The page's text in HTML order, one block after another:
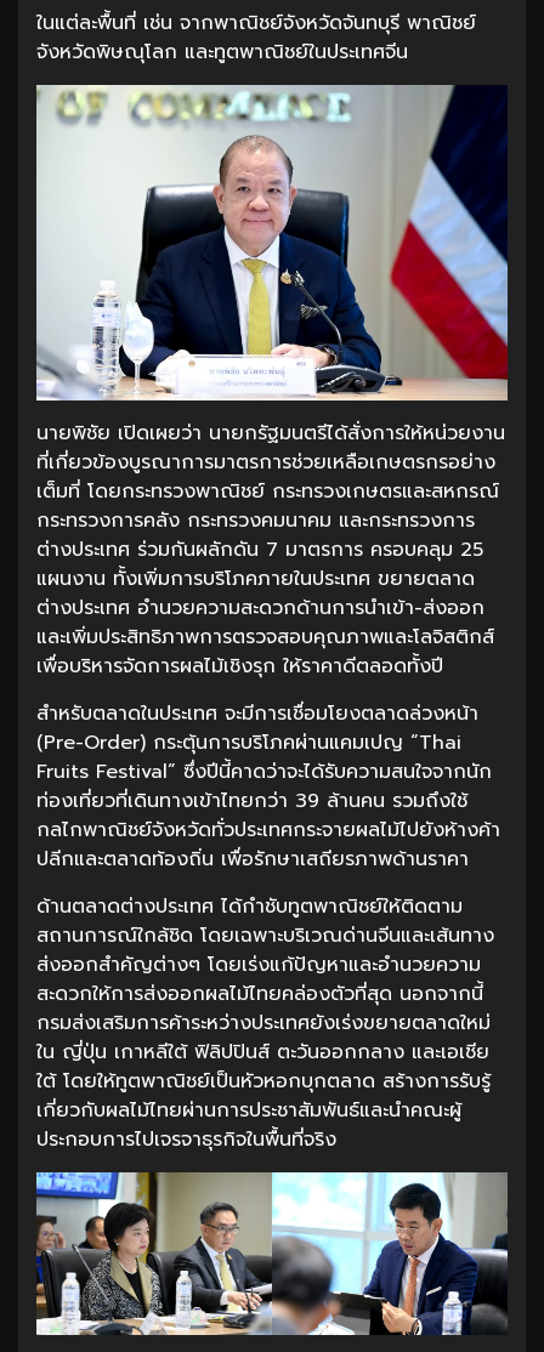
ในแต่ละพื้นที่ เช่น จากพาณิชย์จังหวัดจันทบุรี พาณิชย์
จังหวัดพิษณุโลก และทูตพาณิชย์ในประเทศจีน
นายพิชัย เปิดเผยว่า นายกรัฐมนตรีได้สั่งการให้หน่วยงาน
ที่เกี่ยวข้องบูรณาการมาตรการช่วยเหลือเกษตรกรอย่าง
เต็มที่ โดยกระทรวงพาณิชย์ กระทรวงเกษตรและสหกรณ์
กระทรวงการคลัง กระทรวงคมนาคม และกระทรวงการ
ต่างประเทศ ร่วมกันผลักดัน 7 มาตรการ ครอบคลุม 25
แผนงาน ทั้งเพิ่มการบริโภคภายในประเทศ ขยายตลาด
ต่างประเทศ อำนวยความสะดวกด้านการนำเข้า-ส่งออก
และเพิ่มประสิทธิภาพการตรวจสอบคุณภาพและโลจิสติกส์
เพื่อบริหารจัดการผลไม้เชิงรุก ให้ราคาดีตลอดทั้งปี
สำหรับตลาดในประเทศ จะมีการเชื่อมโยงตลาดล่วงหน้า
(Pre-Order) กระตุ้นการบริโภคผ่านแคมเปญ “Thai
Fruits Festival” ซึ่งปีนี้คาดว่าจะได้รับความสนใจจากนัก
ท่องเที่ยวที่เดินทางเข้าไทยกว่า 39 ล้านคน รวมถึงใช้
กลไกพาณิชย์จังหวัดทั่วประเทศกระจายผลไม้ไปยังห้างค้า
ปลีกและตลาดท้องถิ่น เพื่อรักษาเสถียรภาพด้านราคา
ด้านตลาดต่างประเทศ ได้กำชับทูตพาณิชย์ให้ติดตาม
สถานการณ์ใกล้ชิด โดยเฉพาะบริเวณด่านจีนและเส้นทาง
ส่งออกสำคัญต่างๆ โดยเร่งแก้ปัญหาและอำนวยความ
สะดวกให้การส่งออกผลไม้ไทยคล่องตัวที่สุด นอกจากนี้
กรมส่งเสริมการค้าระหว่างประเทศยังเร่งขยายตลาดใหม่
ใน ญี่ปุ่น เกาหลีใต้ ฟิลิปปินส์ ตะวันออกกลาง และเอเชีย
ใต้ โดยให้ทูตพาณิชย์เป็นหัวหอกบุกตลาด สร้างการรับรู้
เกี่ยวกับผลไม้ไทยผ่านการประชาสัมพันธ์และนำคณะผู้
ประกอบการไปเจรจาธุรกิจในพื้นที่จริง